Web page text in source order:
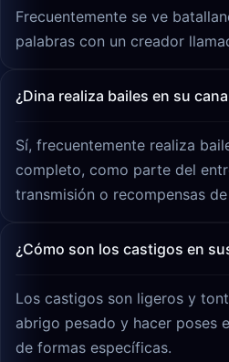
Frecuentemente se ve
palabras con un creador
¿Dina realiza bailes en su
Sí, frecuentemente realiza
completo, como parte del
transmisión o recompensas
¿Cómo son los castigos en
Los castigos son ligeros y
abrigo pesado y hacer poses
de formas específicas.